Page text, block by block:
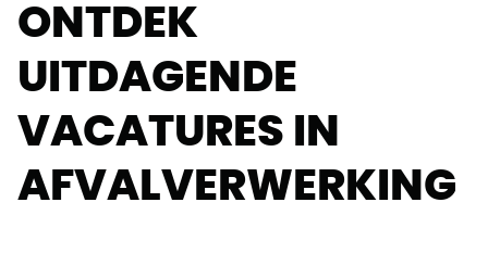
ONTDEK
UITDAGENDE
VACATURES IN
AFVALVERWERKING